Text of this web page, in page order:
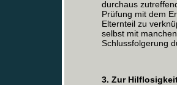
durchaus
Prüfung mit dem
Elternteil zu
selbst mit
Schlussfolgerung
3. Zur